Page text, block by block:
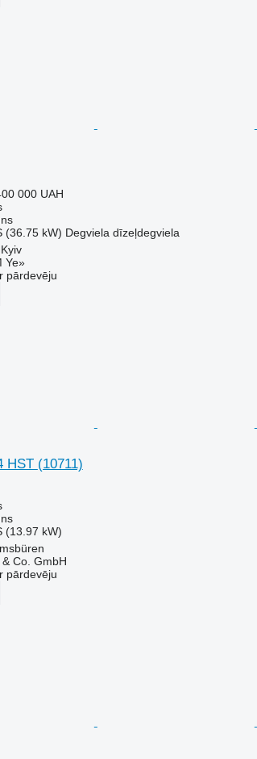
000 UAH
(36.75 kW) Degviela dīzeļdegviela
Ye»
pārdevēju
HST (10711)
(13.97 kW)
Co. GmbH
pārdevēju